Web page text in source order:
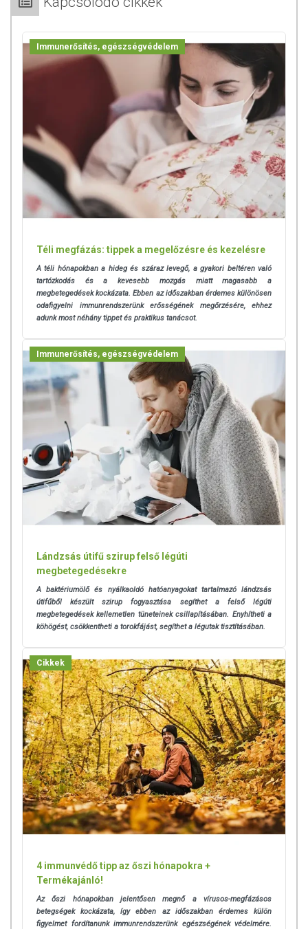
Immunerősítés, egészségvédelem
Téli megfázás: tippek a megelőzésre és kezelésre
A téli hónapokban a hideg és száraz levegő, a gyakori beltéren való
tartózkodás és a kevesebb mozgás miatt magasabb a
megbetegedések kockázata. Ebben az időszakban érdemes különösen
odafigyelni immunrendszerünk erősségének megőrzésére, ehhez
adunk most néhány tippet és praktikus tanácsot.
Immunerősítés, egészségvédelem
Lándzsás útifű szirup felső légúti
megbetegedésekre
A baktériumölő és nyálkaoldó hatóanyagokat tartalmazó lándzsás
útifűből készült szirup fogyasztása segíthet a felső légúti
megbetegedések kellemetlen tüneteinek csillapításában. Enyhítheti a
köhögést, csökkentheti a torokfájást, segíthet a légutak tisztításában.
Cikkek
4 immunvédő tipp az őszi hónapokra +
Termékajánló!
Az őszi hónapokban jelentősen megnő a vírusos-megfázásos
betegségek kockázata, így ebben az időszakban érdemes külön
figyelmet fordítanunk immunrendszerünk egészségének védelmére.